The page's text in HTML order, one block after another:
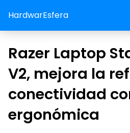
HardwarEsfera
Razer Laptop
V2, mejora la
conectividad
ergonómica